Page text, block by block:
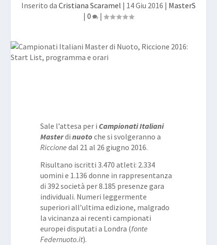
Inserito da Cristiana Scaramel | 14 Giu 2016 | MasterS
| 0 |
Sale l’attesa per i Campionati Italiani
Masterdi nuoto che si svolgeranno a
Riccione dal 21 al 26 giugno 2016.
Risultano iscritti 3.470 atleti: 2.334
uomini e 1.136 donne in rappresentanza
di 392 società per 8.185 presenze gara
individuali. Numeri leggermente
superiori all’ultima edizione, malgrado
la vicinanza ai recenti campionati
europei disputati a Londra (fonte
Federnuoto.it).